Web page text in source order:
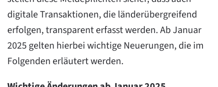
digitale Transaktionen, die länderübergreifend
erfolgen, transparent erfasst werden. Ab Januar
2025 gelten hierbei wichtige Neuerungen, die im
Folgenden erläutert werden.